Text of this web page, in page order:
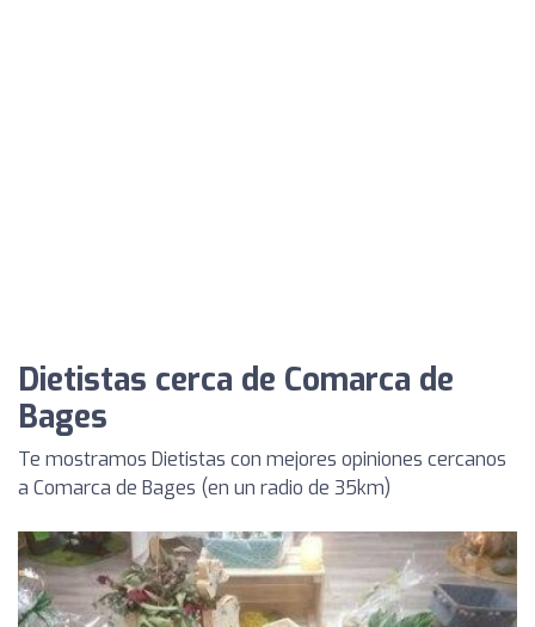
Dietistas cerca de Comarca de
Bages
Te mostramos Dietistas con mejores opiniones cercanos
a Comarca de Bages (en un radio de 35km)